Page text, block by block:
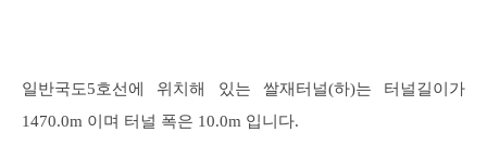
일반국도5호선에 위치해 있는 쌀재터널(하)는 터널길이가
1470.0m 이며 터널 폭은 10.0m 입니다.